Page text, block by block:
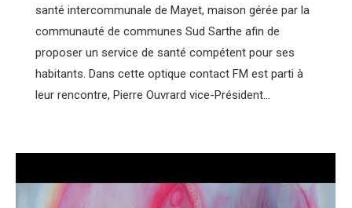
santé intercommunale de Mayet, maison gérée par la
communauté de communes Sud Sarthe afin de
proposer un service de santé compétent pour ses
habitants. Dans cette optique contact FM est parti à
leur rencontre, Pierre Ouvrard vice-Président…